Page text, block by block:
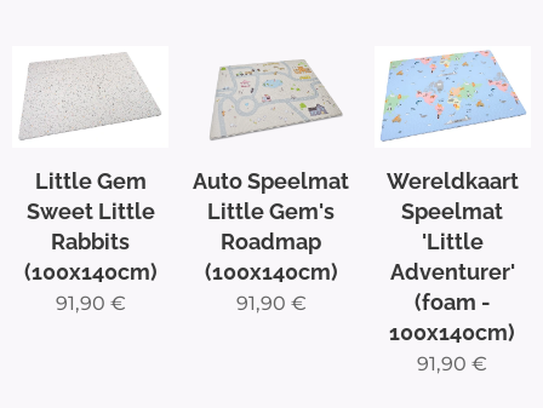
Little Gem
Sweet Little
Rabbits
(100x140cm)
91,90 €
Auto Speelmat
Little Gem's
Roadmap
(100x140cm)
91,90 €
Wereldkaart
Speelmat
'Little
Adventurer'
(foam -
100x140cm)
91,90 €